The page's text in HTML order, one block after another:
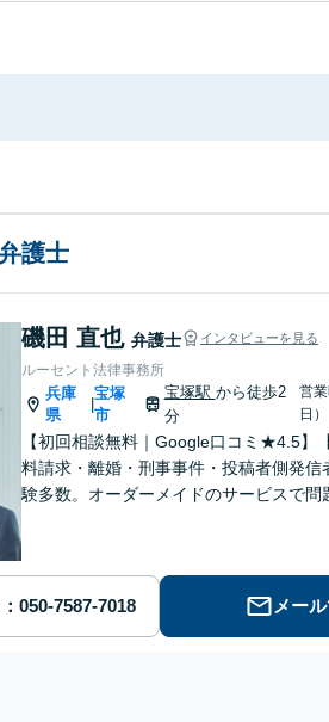
護士
磯田 直也 弁護士 インタビューを見る
ルーセント法律事務所
兵庫
県
|
宝塚
市
宝塚駅 から徒歩2
分
営
日）
【初回相談無料｜Google口コミ★4.5】
料請求・離婚・刑事事件・投稿者側発
験多数。オーダーメイドのサービスで問
メー